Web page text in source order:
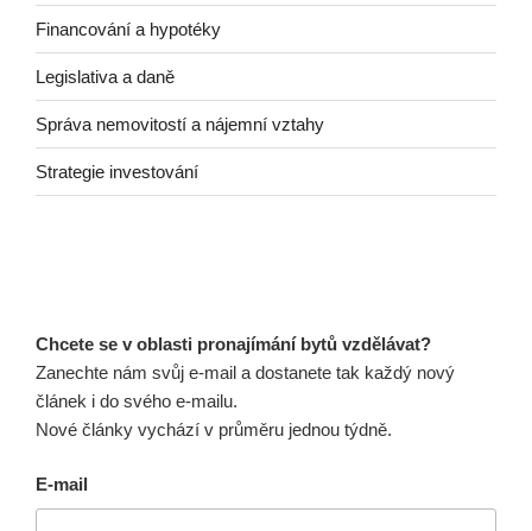
Financování a hypotéky
Legislativa a daně
Správa nemovitostí a nájemní vztahy
Strategie investování
Chcete se v oblasti pronajímání bytů vzdělávat?
Zanechte nám svůj e-mail a dostanete tak každý nový
článek i do svého e-mailu.
Nové články vychází v průměru jednou týdně.
E-mail